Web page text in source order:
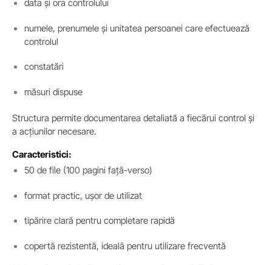
data și ora controlului
numele, prenumele și unitatea persoanei care efectuează
controlul
constatări
măsuri dispuse
Structura permite documentarea detaliată a fiecărui control și
a acțiunilor necesare.
Caracteristici:
50 de file (100 pagini față-verso)
format practic, ușor de utilizat
tipărire clară pentru completare rapidă
copertă rezistentă, ideală pentru utilizare frecventă